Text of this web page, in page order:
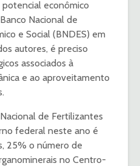
econômico
Nacional de
e Social (BNDES) em
autores, é preciso
associados à
e ao aproveitamento
de Fertilizantes
federal neste ano é
25% o número de
no Centro-